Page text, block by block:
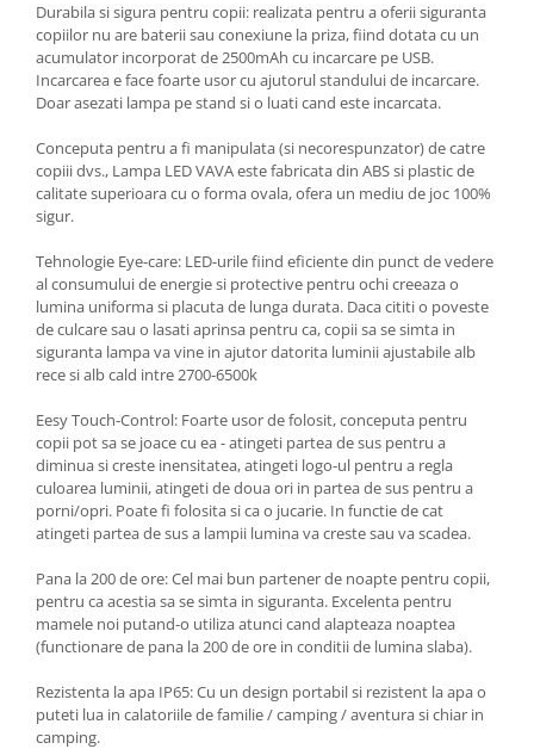
Durabila si sigura pentru copii: realizata pentru a oferii siguranta
copiilor nu are baterii sau conexiune la priza, fiind dotata cu un
acumulator incorporat de 2500mAh cu incarcare pe USB.
Incarcarea e face foarte usor cu ajutorul standului de incarcare.
Doar asezati lampa pe stand si o luati cand este incarcata.
Conceputa pentru a fi manipulata (si necorespunzator) de catre
copiii dvs., Lampa LED VAVA este fabricata din ABS si plastic de
calitate superioara cu o forma ovala, ofera un mediu de joc 100%
sigur.
Tehnologie Eye-care: LED-urile fiind eficiente din punct de vedere
al consumului de energie si protective pentru ochi creeaza o
lumina uniforma si placuta de lunga durata. Daca cititi o poveste
de culcare sau o lasati aprinsa pentru ca, copii sa se simta in
siguranta lampa va vine in ajutor datorita luminii ajustabile alb
rece si alb cald intre 2700-6500k
Eesy Touch-Control: Foarte usor de folosit, conceputa pentru
copii pot sa se joace cu ea - atingeti partea de sus pentru a
diminua si creste inensitatea, atingeti logo-ul pentru a regla
culoarea luminii, atingeti de doua ori in partea de sus pentru a
porni/opri. Poate fi folosita si ca o jucarie. In functie de cat
atingeti partea de sus a lampii lumina va creste sau va scadea.
Pana la 200 de ore: Cel mai bun partener de noapte pentru copii,
pentru ca acestia sa se simta in siguranta. Excelenta pentru
mamele noi putand-o utiliza atunci cand alapteaza noaptea
(functionare de pana la 200 de ore in conditii de lumina slaba).
Rezistenta la apa IP65: Cu un design portabil si rezistent la apa o
puteti lua in calatoriile de familie / camping / aventura si chiar in
camping.